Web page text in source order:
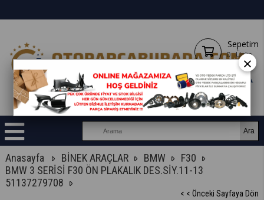
Sepetim
0 Ürün
Anasayfa BİNEK ARAÇLAR BMW
F30
BMW 3 SERİSİ F30 ÖN PLAKALIK DES.SİY.11-13
51137279708
< < Önceki Sayfaya Dön
×